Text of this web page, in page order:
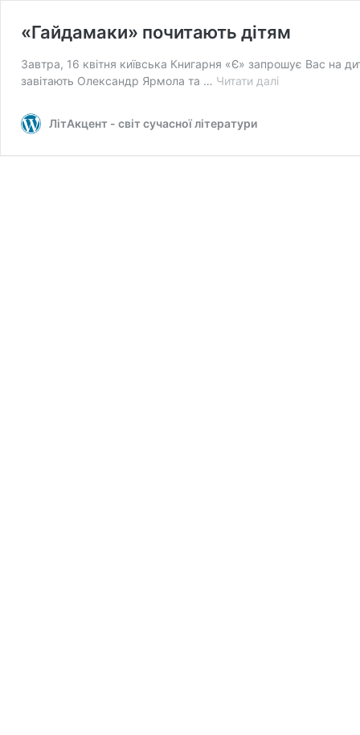
«Гайдамаки» почитають дітям
Завтра, 16 квітня київська Книгарня «Є» запрошує Вас на
завітають Олександр Ярмола та … Читати далі«Гайдамаки»
ЛітАкцент - світ сучасної літератури